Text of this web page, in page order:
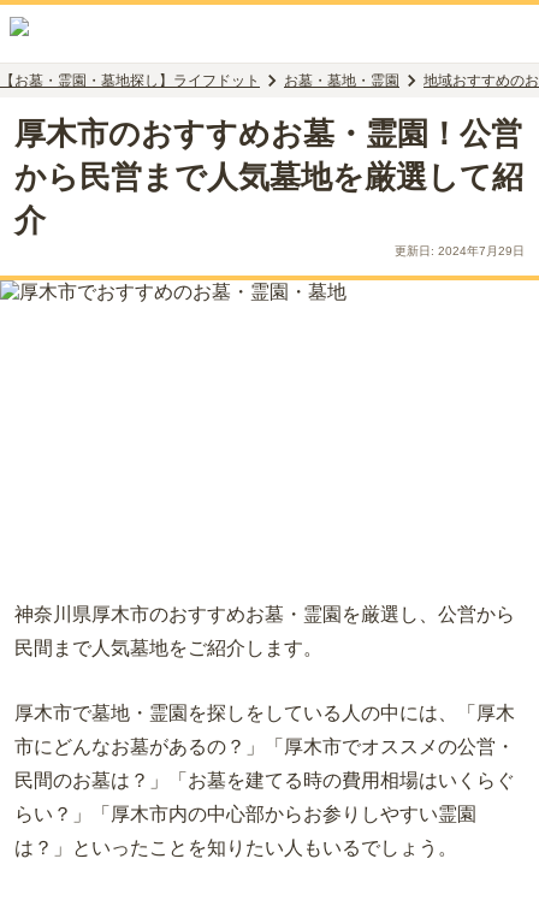
【お墓・霊園・墓地探し】ライフドット お墓・墓地・霊園 地域おすすめの
厚木市のおすすめお墓・霊園！公営
から民営まで人気墓地を厳選して紹
介
更新日: 2024年7月29日
神奈川県厚木市のおすすめお墓・霊園を厳選し、公営から
民間まで人気墓地をご紹介します。
厚木市で墓地・霊園を探しをしている人の中には、「厚木
市にどんなお墓があるの？」「厚木市でオススメの公営・
民間のお墓は？」「お墓を建てる時の費用相場はいくらぐ
らい？」「厚木市内の中心部からお参りしやすい霊園
は？」といったことを知りたい人もいるでしょう。